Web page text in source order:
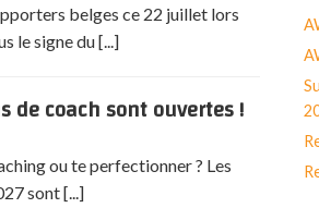
belges ce 22 juillet lors
le signe du [...]
coach sont ouvertes !
ou te perfectionner ? Les
sont [...]